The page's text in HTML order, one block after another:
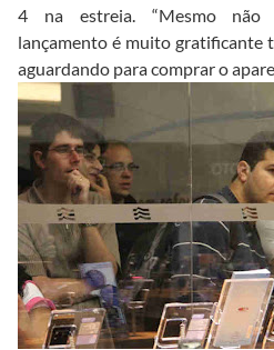
4 na estreia. “Mesmo não
lançamento é muito gratificante
aguardando para comprar o